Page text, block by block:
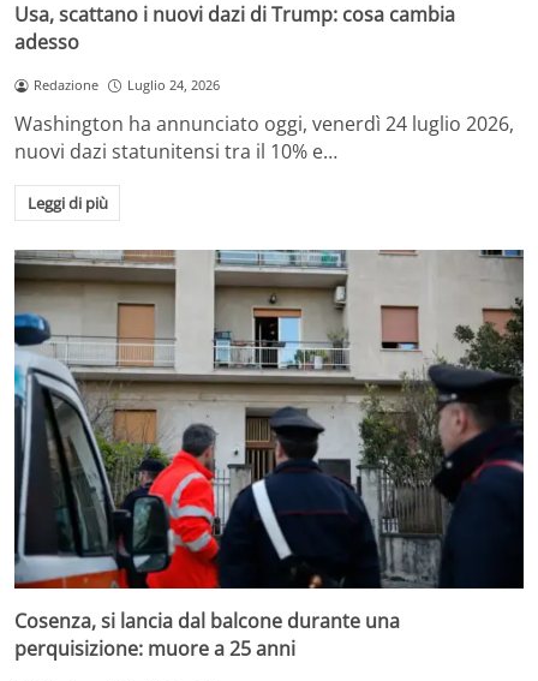
Usa, scattano i nuovi dazi di Trump: cosa cambia
adesso
Redazione Luglio 24, 2026
Washington ha annunciato oggi, venerdì 24 luglio 2026,
nuovi dazi statunitensi tra il 10% e…
Leggi di più
Cosenza, si lancia dal balcone durante una
perquisizione: muore a 25 anni